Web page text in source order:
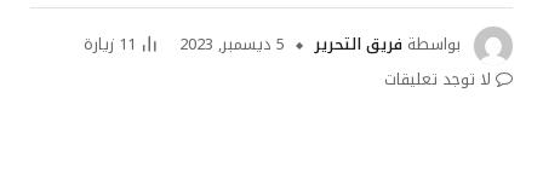
بواسطة فريق التحرير 5 ديسمبر, 2023 11 زيارة
لا توجد تعليقات